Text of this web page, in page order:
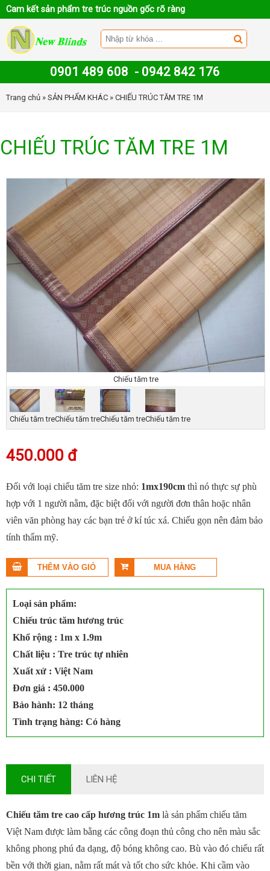
Cam kết sản phẩm tre trúc nguồn gốc rõ ràng
0901 489 608 - 0942 842 176
Trang chủ » SẢN PHẨM KHÁC » CHIẾU TRÚC TĂM TRE 1M
CHIẾU TRÚC TĂM TRE 1M
Chiếu tăm tre
Chiếu tăm treChiếu tăm treChiếu tăm treChiếu tăm tre
450.000 đ
Đối với loại chiếu tăm tre size nhỏ: 1mx190cm thì nó thực sự phù
hợp với 1 người nằm, đặc biệt đối với người đơn thân hoặc nhân
viên văn phòng hay các bạn trẻ ở kí túc xá. Chiếu gọn nên đảm bảo
tính thẩm mỹ.
Loại sản phẩm:
Chiếu trúc tăm hương trúc
Khổ rộng : 1m x 1.9m
Chất liệu : Tre trúc tự nhiên
Xuất xứ : Việt Nam
Đơn giá : 450.000
Bảo hành: 12 tháng
Tình trạng hàng: Có hàng
CHI TIẾT LIÊN HỆ
Chiếu tăm tre cao cấp hương trúc 1m là sản phẩm chiếu tăm
Việt Nam được làm bằng các công đoạn thủ công cho nên màu sắc
không phong phú đa dạng, độ bóng không cao. Bù vào đó chiếu rất
bền với thời gian, nằm rất mát và tốt cho sức khỏe. Khi cầm vào